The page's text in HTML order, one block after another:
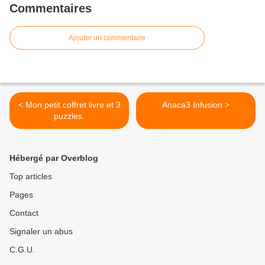
Commentaires
Ajouter un commentaire
< Mon petit coffret livre et 3
puzzles.
Anaca3 Infusion >
Hébergé par Overblog
Top articles
Pages
Contact
Signaler un abus
C.G.U.